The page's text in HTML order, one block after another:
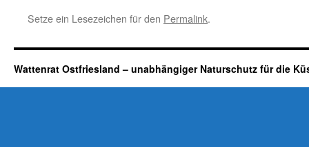
Setze ein Lesezeichen für den Permalink.
Wattenrat Ostfriesland – unabhängiger Naturschutz für die